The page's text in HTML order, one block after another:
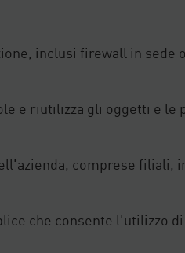
inclusi firewall in sede
e riutilizza gli oggetti e
comprese filiali,
che consente l'utilizzo